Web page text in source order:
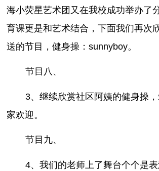
海小荧星艺术团又在我校成功举办了
育课更是和艺术结合，下面我们再次
送的节目，健身操：sunnyboy。
节目八、
3、继续欣赏社区阿姨的健身操
家欢迎。
节目九、
4、我们的老师上了舞台个个是